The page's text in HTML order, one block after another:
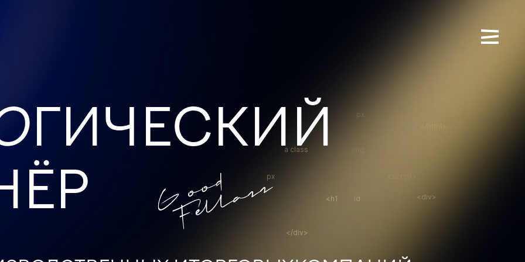
и торговых компаний
ГИЧЕСКИЙ
px
a class
px
<h1 id <div>
</div>